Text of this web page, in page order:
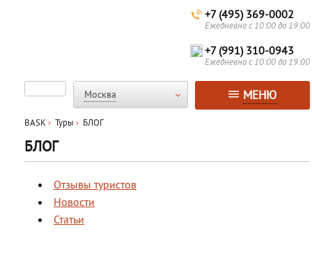
+7 (495) 369-0002
Ежедневно с 10:00 до 19:00
+7 (991) 310-0943
Ежедневно с 10:00 до 19:00
Москва МЕНЮ
BASK Туры БЛОГ
БЛОГ
Отзывы туристов
Новости
Статьи